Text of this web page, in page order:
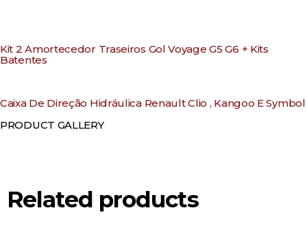
Kit 2 Amortecedor Traseiros Gol Voyage G5 G6 + Kits
Batentes
Caixa De Direção Hidráulica Renault Clio , Kangoo E Symbol
PRODUCT GALLERY
Related products